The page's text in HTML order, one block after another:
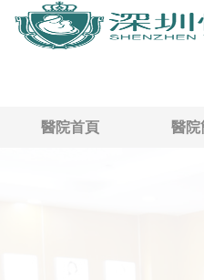
醫院首頁 醫